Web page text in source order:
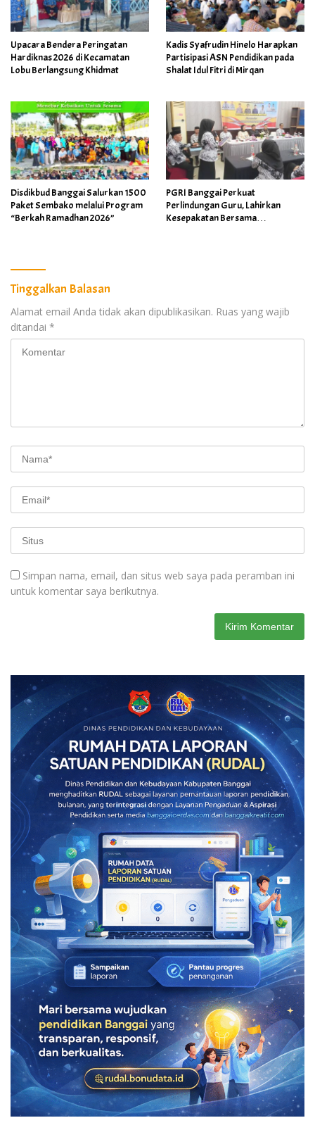
Upacara Bendera Peringatan
Hardiknas 2026 di Kecamatan
Lobu Berlangsung Khidmat
Kadis Syafrudin Hinelo Harapkan
Partisipasi ASN Pendidikan pada
Shalat Idul Fitri di Mirqan
Disdikbud Banggai Salurkan 1500
Paket Sembako melalui Program
“Berkah Ramadhan 2026”
PGRI Banggai Perkuat
Perlindungan Guru, Lahirkan
Kesepakatan Bersama
Tinggalkan Balasan
Alamat email Anda tidak akan dipublikasikan. Ruas yang wajib
ditandai *
Simpan nama, email, dan situs web saya pada peramban ini
untuk komentar saya berikutnya.